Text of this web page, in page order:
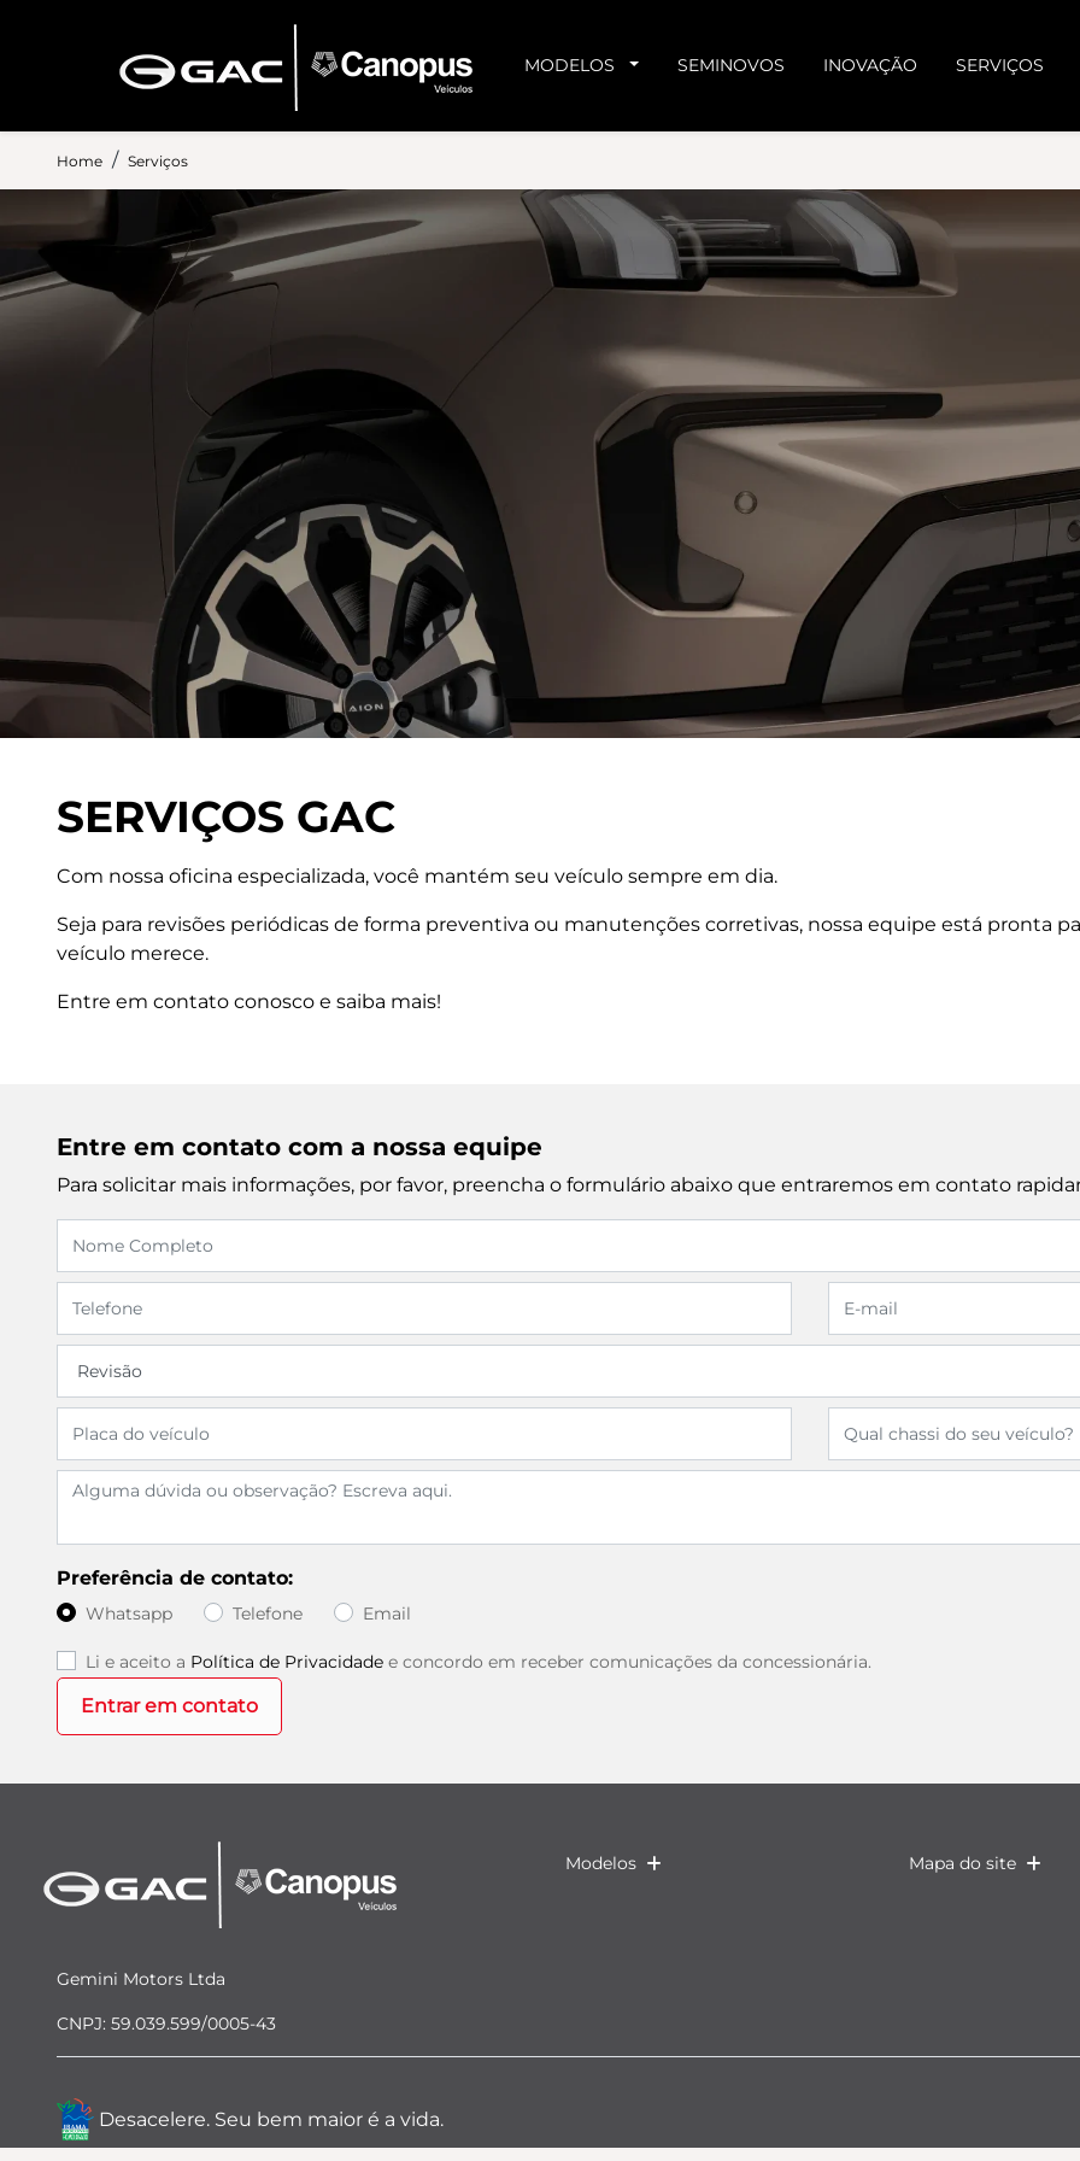
MODELOS SEMINOVOS INOVAÇÃO SERVIÇOS
Home Serviços
SERVIÇOS GAC
Com nossa oficina especializada, você mantém seu veículo sempre em dia.
Seja para revisões periódicas de forma preventiva ou manutenções corretivas, nossa equipe está pronta
veículo merece.
Entre em contato conosco e saiba mais!
Entre em contato com a nossa equipe
Para solicitar mais informações, por favor, preencha o formulário abaixo que entraremos em contato
Preferência de contato:
Whatsapp Telefone Email
Li e aceito a Política de Privacidade e concordo em receber comunicações da concessionária.
Entrar em contato
Modelos Mapa do site
Gemini Motors Ltda
CNPJ: 59.039.599/0005-43
Desacelere. Seu bem maior é a vida.